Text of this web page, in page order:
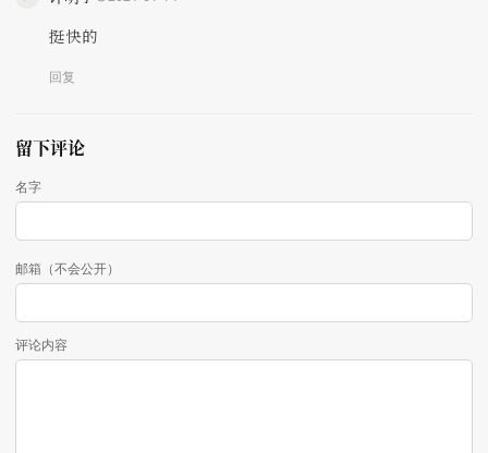
挺快的
回复
留下评论
名字
邮箱（不会公开）
评论内容